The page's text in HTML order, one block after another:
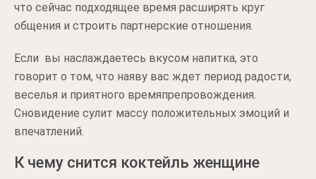
что сейчас подходящее время расширять круг
общения и строить партнерские отношения.
Если вы наслаждаетесь вкусом напитка, это
говорит о том, что наяву вас ждет период радости,
веселья и приятного времяпрепровождения.
Сновидение сулит массу положительных эмоций и
впечатлений.
К чему снится коктейль женщине